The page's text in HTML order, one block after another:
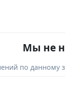
Мы не
по данному